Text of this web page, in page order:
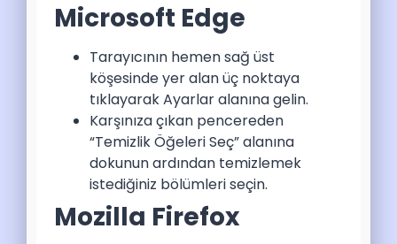
Microsoft Edge
Tarayıcının hemen sağ üst
köşesinde yer alan üç noktaya
tıklayarak Ayarlar alanına gelin.
Karşınıza çıkan pencereden
“Temizlik Öğeleri Seç” alanına
dokunun ardından temizlemek
istediğiniz bölümleri seçin.
Mozilla Firefox